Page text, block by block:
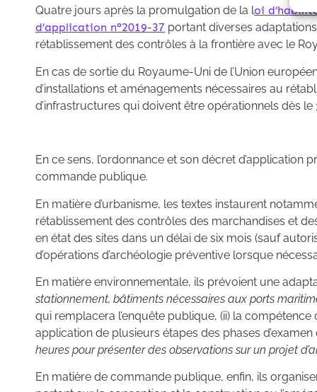
Quatre jours après la promulgation de la loi
d’application n°2019-37 portant diverses
rétablissement des contrôles à la frontière avec le
En cas de sortie du Royaume-Uni de l’Union
d’installations et aménagements nécessaires au
d’infrastructures qui doivent être opérationnels dès le
En ce sens, l’ordonnance et son décret
commande publique.
En matière d’urbanisme, les textes instaurent
rétablissement des contrôles des marchandises et
en état des sites dans un délai de six mois (sauf
d’opérations d’archéologie préventive lorsque
En matière environnementale, ils prévoient une
stationnement, bâtiments nécessaires aux ports
qui remplacera l’enquête publique, (ii) la
application de plusieurs étapes des phases
heures pour présenter des observations sur un projet
En matière de commande publique, enfin, ils